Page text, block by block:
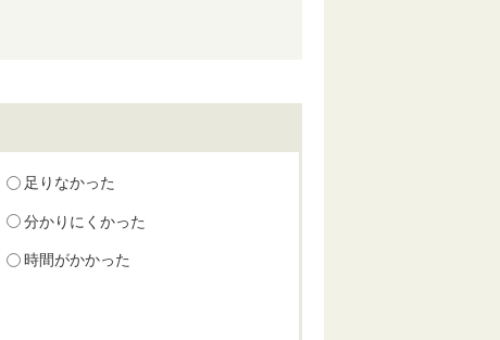
足りなかった
分かりにくかった
時間がかかった